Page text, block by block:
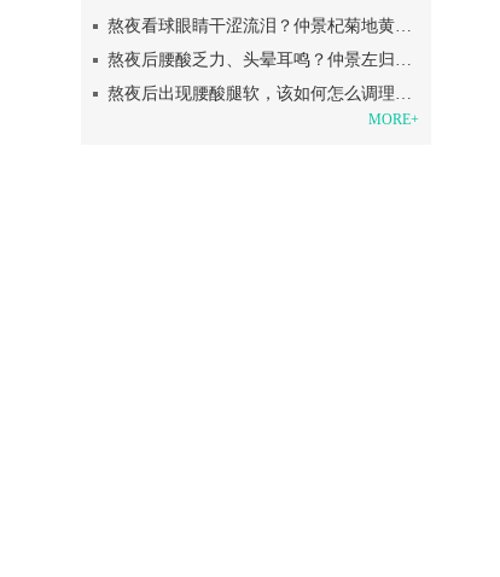
熬夜看球眼睛干涩流泪？仲景杞菊地黄丸熬夜党的“护眼盾牌”
熬夜后腰酸乏力、头晕耳鸣？仲景左归丸帮你补回透支的肾阴
熬夜后出现腰酸腿软，该如何怎么调理呢？
MORE+